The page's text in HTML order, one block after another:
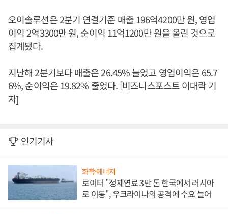
오이솔루션은 2분기 연결기준 매출 196억4200만 원, 영업
이익 2억3300만 원, 순이익 11억1200만 원을 올린 것으로
집계됐다.
지난해 2분기보다 매출은 26.45% 늘었고 영업이익은 65.7
6%, 순이익은 19.82% 줄었다. [비즈니스포스트 이대락 기
자]
인기기사
화학·에너지
로이터 "정제연료 3만 톤 한국에서 러시아
로 이동", 우크라이나의 공격에 수요 늘어